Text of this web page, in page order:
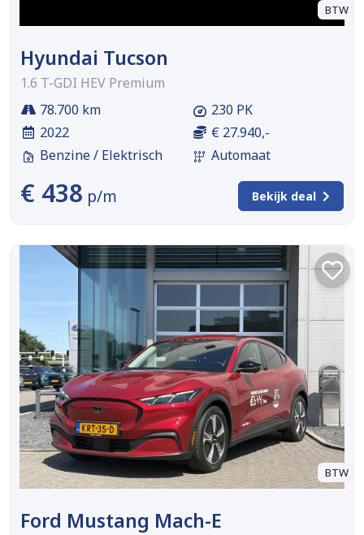
BTW
Hyundai Tucson
1.6 T-GDI HEV Premium
78.700 km
2022
Benzine / Elektrisch
230 PK
€ 27.940,-
Automaat
€ 438 p/m Bekijk deal
BTW
Ford Mustang Mach-E